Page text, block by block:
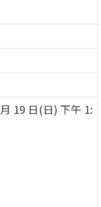
19 日(日) 下午 1: